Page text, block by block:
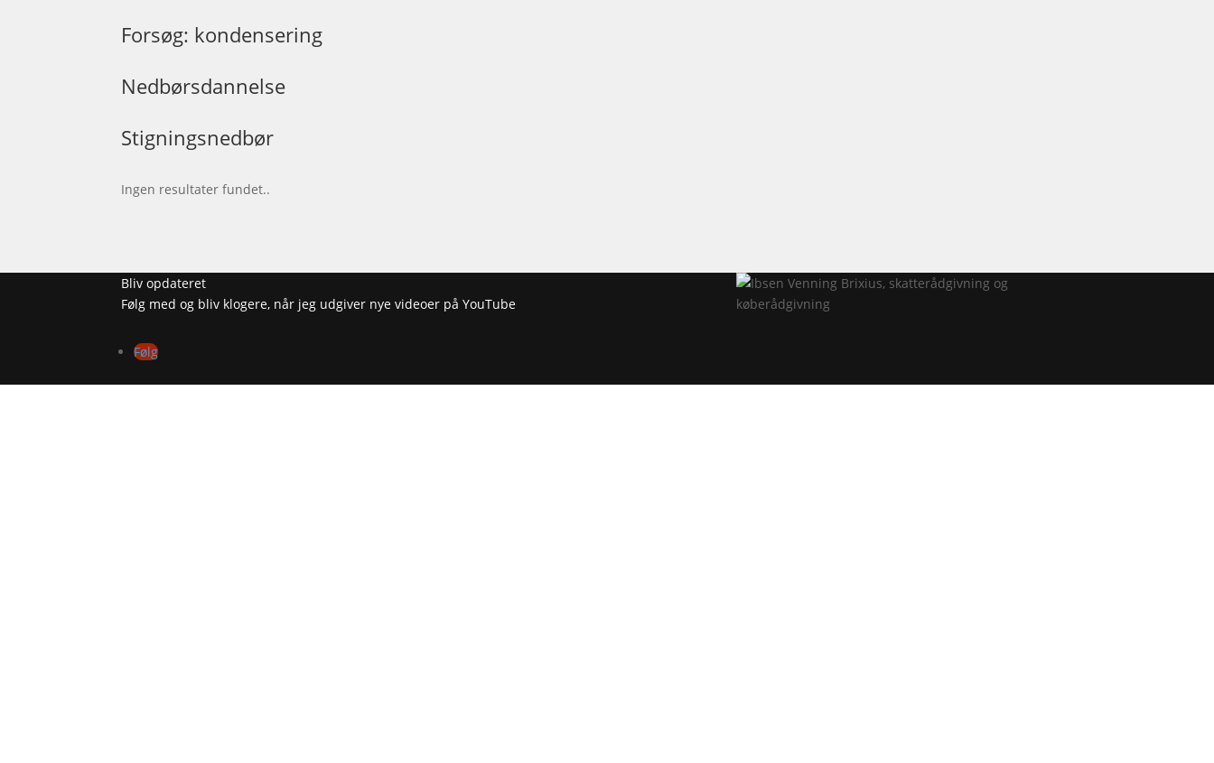
Forsøg: kondensering
Nedbørsdannelse
Stigningsnedbør
Ingen resultater fundet..
Bliv opdateret
Følg med og bliv klogere, når jeg udgiver nye videoer på YouTube
Følg